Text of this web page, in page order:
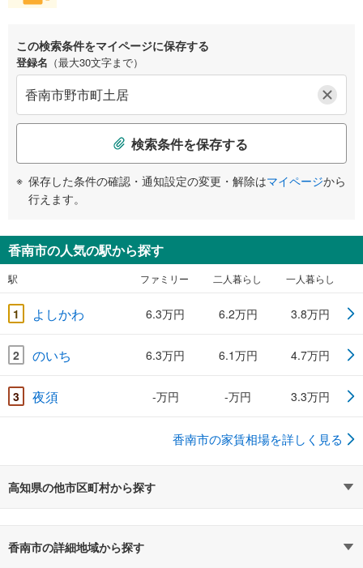
この検索条件をマイページに保存する
登録名 （最大30文字まで）
検索条件を保存する
保存した条件の確認・通知設定の変更・解除はマイページから
行えます。
香南市の人気の駅から探す
駅 ファミリー 二人暮らし 一人暮らし
1 よしかわ 6.3万円 6.2万円 3.8万円
2 のいち 6.3万円 6.1万円 4.7万円
3 夜須 -万円 -万円 3.3万円
香南市の家賃相場を詳しく見る
高知県の他市区町村から探す
香南市の詳細地域から探す